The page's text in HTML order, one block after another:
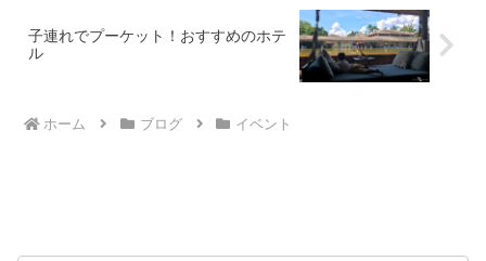
子連れでプーケット！おすすめのホテ
ル
ホーム ブログ イベント